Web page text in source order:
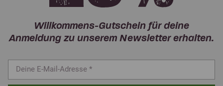
Willkommens-Gutschein für deine
Anmeldung zu unserem Newsletter erhalten.